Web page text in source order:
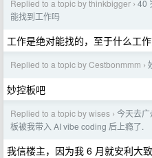
Replied to a topic by thinkbigger › 40
能找到工作吗
工作是绝对能找的，至于什么工
Replied to a topic by Cestbonmmm ›
妙控板吧
Replied to a topic by wises › 今天去
板被我带入 AI vibe coding 后上瘾了.
我信楼主，因为我 6 月就安利大